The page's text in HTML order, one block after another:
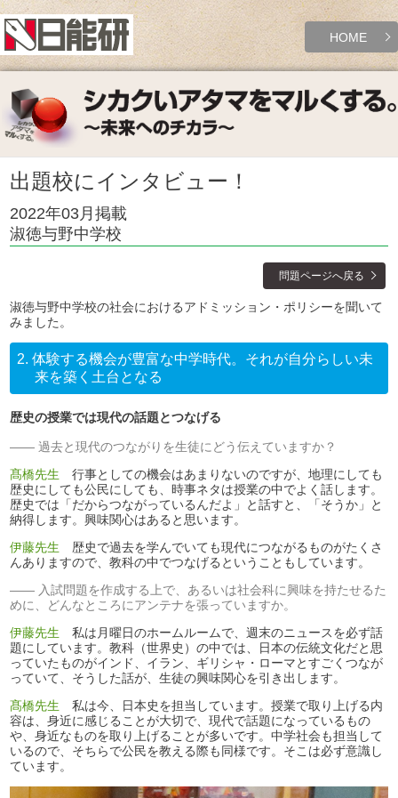
HOME
出題校にインタビュー！
2022年03月掲載
淑徳与野中学校
問題ページへ戻る
淑徳与野中学校の社会におけるアドミッション・ポリシーを聞いて
みました。
2. 体験する機会が豊富な中学時代。それが自分らしい未
来を築く土台となる
歴史の授業では現代の話題とつなげる
過去と現代のつながりを生徒にどう伝えていますか？
髙橋先生 行事としての機会はあまりないのですが、地理にしても
歴史にしても公民にしても、時事ネタは授業の中でよく話します。
歴史では「だからつながっているんだよ」と話すと、「そうか」と
納得します。興味関心はあると思います。
伊藤先生 歴史で過去を学んでいても現代につながるものがたくさ
んありますので、教科の中でつなげるということもしています。
入試問題を作成する上で、あるいは社会科に興味を持たせるた
めに、どんなところにアンテナを張っていますか。
伊藤先生 私は月曜日のホームルームで、週末のニュースを必ず話
題にしています。教科（世界史）の中では、日本の伝統文化だと思
っていたものがインド、イラン、ギリシャ・ローマとすごくつなが
っていて、そうした話が、生徒の興味関心を引き出します。
髙橋先生 私は今、日本史を担当しています。授業で取り上げる内
容は、身近に感じることが大切で、現代で話題になっているもの
や、身近なものを取り上げることが多いです。中学社会も担当して
いるので、そちらで公民を教える際も同様です。そこは必ず意識し
ています。